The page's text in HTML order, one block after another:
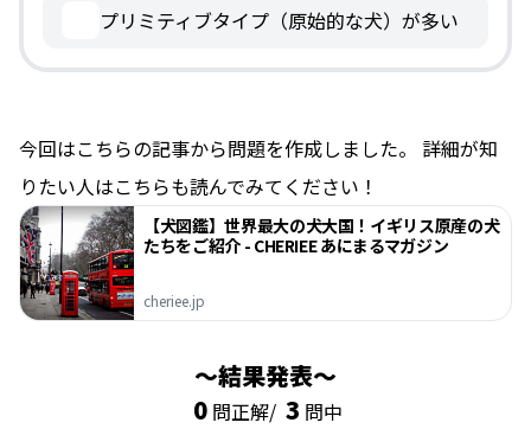
プリミティブタイプ（原始的な犬）が多い
今回はこちらの記事から問題を作成しました。 詳細が知
りたい人はこちらも読んでみてください！
【犬図鑑】世界最大の犬大国！イギリス原産の犬
たちをご紹介 - CHERIEE あにまるマガジン
cheriee.jp
結果発表
0 問正解/ 3 問中